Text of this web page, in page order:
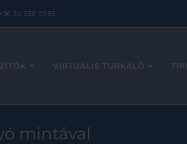
30 358 0986
VIRTUÁLIS TURKÁLÓ
mintával